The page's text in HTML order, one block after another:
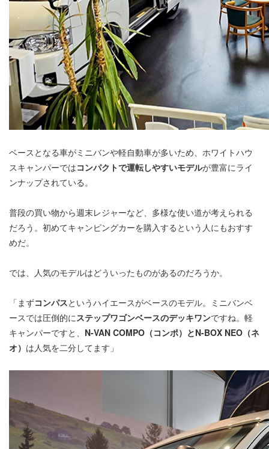
ベースとなる車がミニバンや軽自動車が多いため、ホワイトハウ
スキャンパーではコンパクトで運転しやすいモデルが豊富にライ
ンナップされている。
普段の買い物から週末レジャーなど、多様な使い道が考えられる
だろう。初めてキャンピングカーを購入するという人にもおすす
めだ。
では、人気のモデルはどういったものがあるのだろうか。
「まずコンパスというハイエースがベースのモデル。ミニバンベ
ースでは圧倒的にステップワゴンベースのデッキワンですね。軽
キャンパーですと、 N-VAN COMPO（コンポ）とN-BOX NEO（ネ
オ） は人気を二分してます」